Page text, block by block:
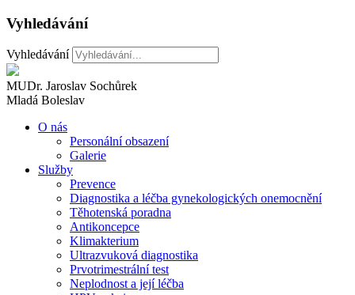
Vyhledávání
Vyhledávání
MUDr. Jaroslav Sochůrek
Mladá Boleslav
O nás
Personální obsazení
Galerie
Služby
Prevence
Diagnostika a léčba gynekologických onemocnění
Těhotenská poradna
Antikoncepce
Klimakterium
Ultrazvuková diagnostika
Prvotrimestrální test
Neplodnost a její léčba